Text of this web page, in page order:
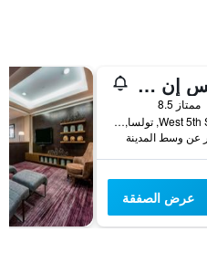
ريزيدنس إن باي ماريوت تولسا داون تاون
ممتاز 8.5
202 West 5th Street, تولسا, OK, الولايات المتحدة الأميريكية
عرض الصفقة